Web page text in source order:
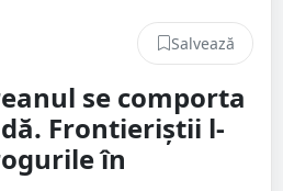
Salvează
se comporta
Frontieriștii l-
în